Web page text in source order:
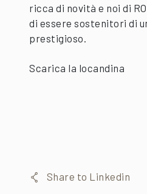
ricca di novità e noi di
di essere sostenitori di
prestigioso.
Scarica la locandina
Share to Linkedin